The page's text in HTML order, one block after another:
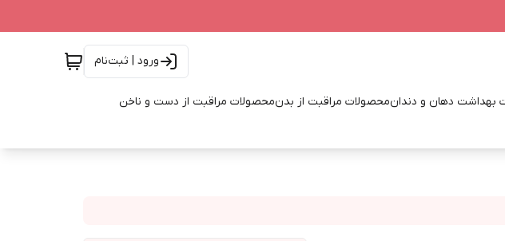
ورود | ثبت‌نام
بهداشت دهان و دندانمحصولات مراقبت از بدنمحصولات مراقبت از دست و ناخن